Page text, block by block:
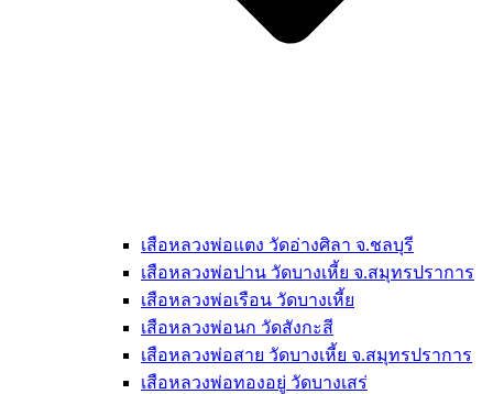
เสือหลวงพ่อแตง วัดอ่างศิลา จ.ชลบุรี
เสือหลวงพ่อปาน วัดบางเหี้ย จ.สมุทรปราการ
เสือหลวงพ่อเรือน วัดบางเหี้ย
เสือหลวงพ่อนก วัดสังกะสี
เสือหลวงพ่อสาย วัดบางเหี้ย จ.สมุทรปราการ
เสือหลวงพ่อทองอยู่ วัดบางเสร่